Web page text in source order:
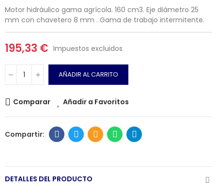
Motor hidráulico gama agrícola. 160 cm3. Eje diámetro 25
mm con chavetero 8 mm . Gama de trabajo intermitente.
195,33 € Impuestos excluidos
AÑADIR AL CARRITO
Comparar Añadir a Favoritos
DETALLES DEL PRODUCTO